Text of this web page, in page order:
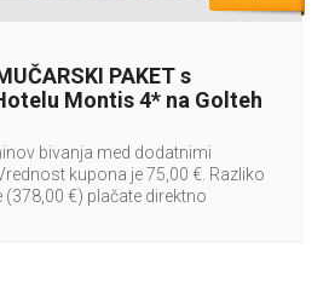
PAKET s
Montis 4* na Golteh
bivanja med dodatnimi
kupona je 75,00 €. Razliko
(378,00 €) plačate direktno